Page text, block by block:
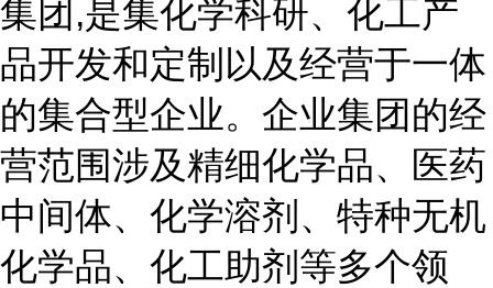
集团,是集化学科研、化工产
品开发和定制以及经营于一体
的集合型企业。企业集团的经
营范围涉及精细化学品、医药
中间体、化学溶剂、特种无机
化学品、化工助剂等多个领